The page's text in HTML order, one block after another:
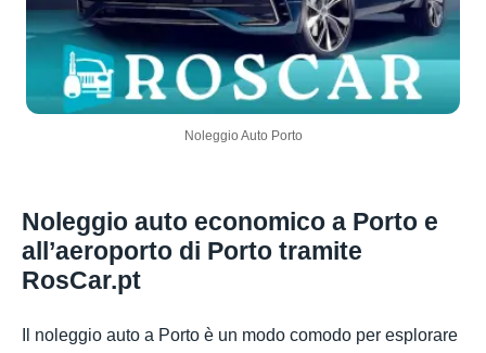
Noleggio Auto Porto
Noleggio auto economico a Porto e
all’aeroporto di Porto tramite
RosCar.pt
Il noleggio auto a Porto è un modo comodo per esplorare